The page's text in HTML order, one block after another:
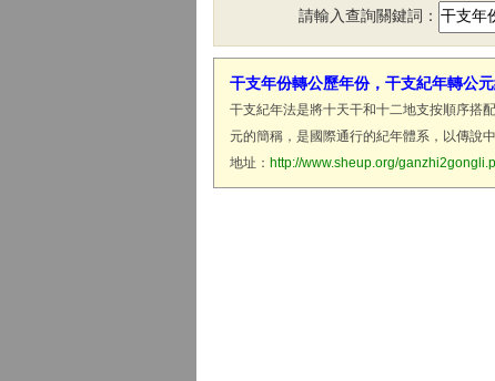
請輸入查詢關鍵詞：
干支年份轉公歷年份，干支紀年轉公
干支紀年法是將十天干和十二地支按順序搭
元的簡稱，是國際通行的紀年體系，以傳說
地址： http://www.sheup.org/